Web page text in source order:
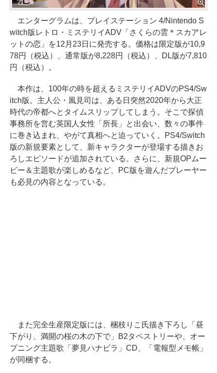
エンターグラムは、プレイステーション 4/Nintendo S
witch版レトロ・ミステリイADV「さくらの雲＊スカアレ
ットの恋」を12月23日に発売する。価格は限定版が10,9
78円（税込）、通常版が8,228円（税込）、DL版が7,810
円（税込）。
本作は、100年の時を超えるミステリイADVのPS4/Sw
itch版。主人公・風見司は、ある日突然2020年から大正
時代の帝都へとタイムスリップしてしまう。そこで探偵
事務所を営む英国人女性「所長」と出会い、数々の事件
に巻き込まれ、やがて真相へと迫っていく。PS4/Switch
版の新規要素として、新キャラクターが登場する描きお
ろしエピソードが追加されている。さらに、新規OPムー
ビー＆主題歌が楽しめるなど、PC版を遊んだプレーヤー
も必見の内容となっている。
また完全生産限定版には、梱枝りこ氏描き下ろし「昼
下がり、満開の桜の木の下で」B2タペストリーや、オー
プニング主題歌「夢見ハナビラ」CD、「電報型メモ帳」
が同梱する。